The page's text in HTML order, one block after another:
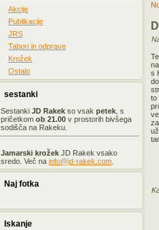
Akcije
Publikacije
JRS
Tabori in odprave
Krožek
Ostalo
sestanki
Sestanki JD Rakek so vsak petek , s
pričetkom ob 21.00 v prostorih bivšega
sodišča na Rakeku.
Jamarski krožek JD Rakek vsako
sredo. Več na info@jd-rakek.com
Naj fotka
Iskanje
s
to